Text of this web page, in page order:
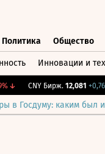
Политика Общество
Инновации и
↓ CNY Бирж. 12,081 +0,76%
в Госдуму: каким был